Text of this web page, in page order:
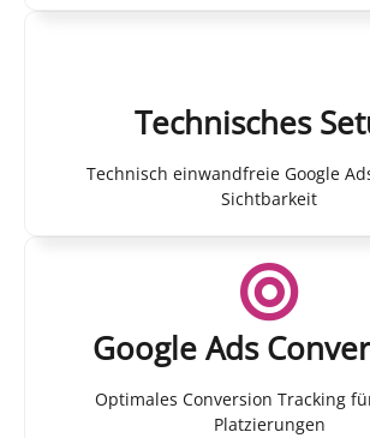
Technisches
Technisch einwandfreie Google
Sichtbarkeit
Google Ads
Optimales Conversion Tracking
Platzierungen